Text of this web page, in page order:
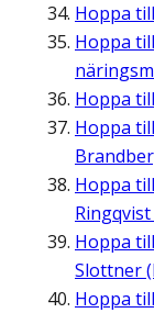
Hoppa till
Hoppa till
Hoppa till
Hoppa till
Hoppa till
Ringqvist
Hoppa till
Slottner
Hoppa till